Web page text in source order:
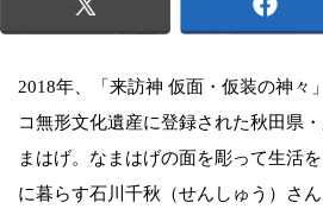
2018年、「来訪神 仮面・仮装の神々
コ無形文化遺産に登録された秋田県
まはげ。なまはげの面を彫って生活
に暮らす石川千秋（せんしゅう）さ